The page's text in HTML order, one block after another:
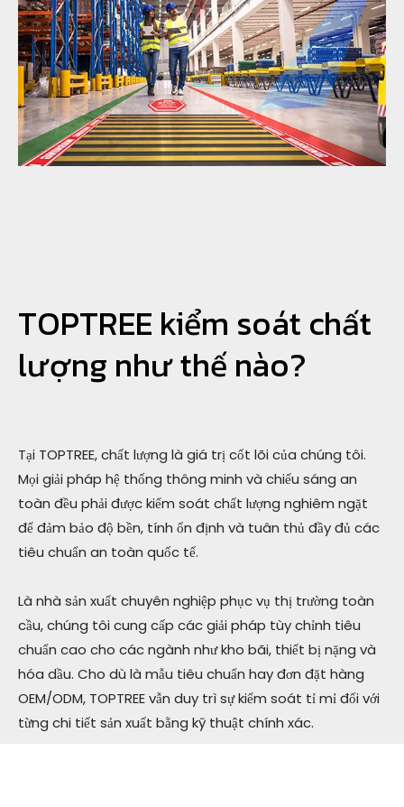
TOPTREE kiểm soát chất
lượng như thế nào?
Tại TOPTREE, chất lượng là giá trị cốt lõi của chúng tôi.
Mọi giải pháp hệ thống thông minh và chiếu sáng an
toàn đều phải được kiểm soát chất lượng nghiêm ngặt
để đảm bảo độ bền, tính ổn định và tuân thủ đầy đủ các
tiêu chuẩn an toàn quốc tế.
Là nhà sản xuất chuyên nghiệp phục vụ thị trường toàn
cầu, chúng tôi cung cấp các giải pháp tùy chỉnh tiêu
chuẩn cao cho các ngành như kho bãi, thiết bị nặng và
hóa dầu. Cho dù là mẫu tiêu chuẩn hay đơn đặt hàng
OEM/ODM, TOPTREE vẫn duy trì sự kiểm soát tỉ mỉ đối với
từng chi tiết sản xuất bằng kỹ thuật chính xác.